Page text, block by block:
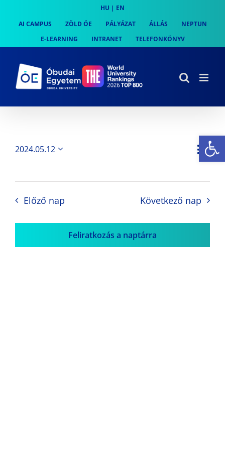
content
HU | EN
AI CAMPUS
ZÖLD ÓE PÁLYÁZAT ÁLLÁS
NEPTUN
E-LEARNING
INTRANET TELEFONKÖNYV
Nap
2024.05.12
Előző nap Következő nap
Feliratkozás a naptárra